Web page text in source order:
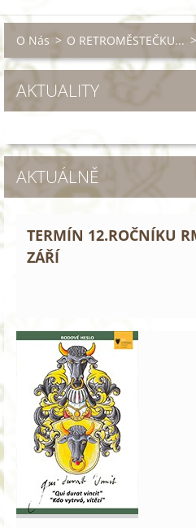
O Nás > O RETROMĚSTEČKU... >
AKTUALITY
AKTUÁLNĚ
TERMÍN 12.ROČNÍKU
ZÁŘÍ